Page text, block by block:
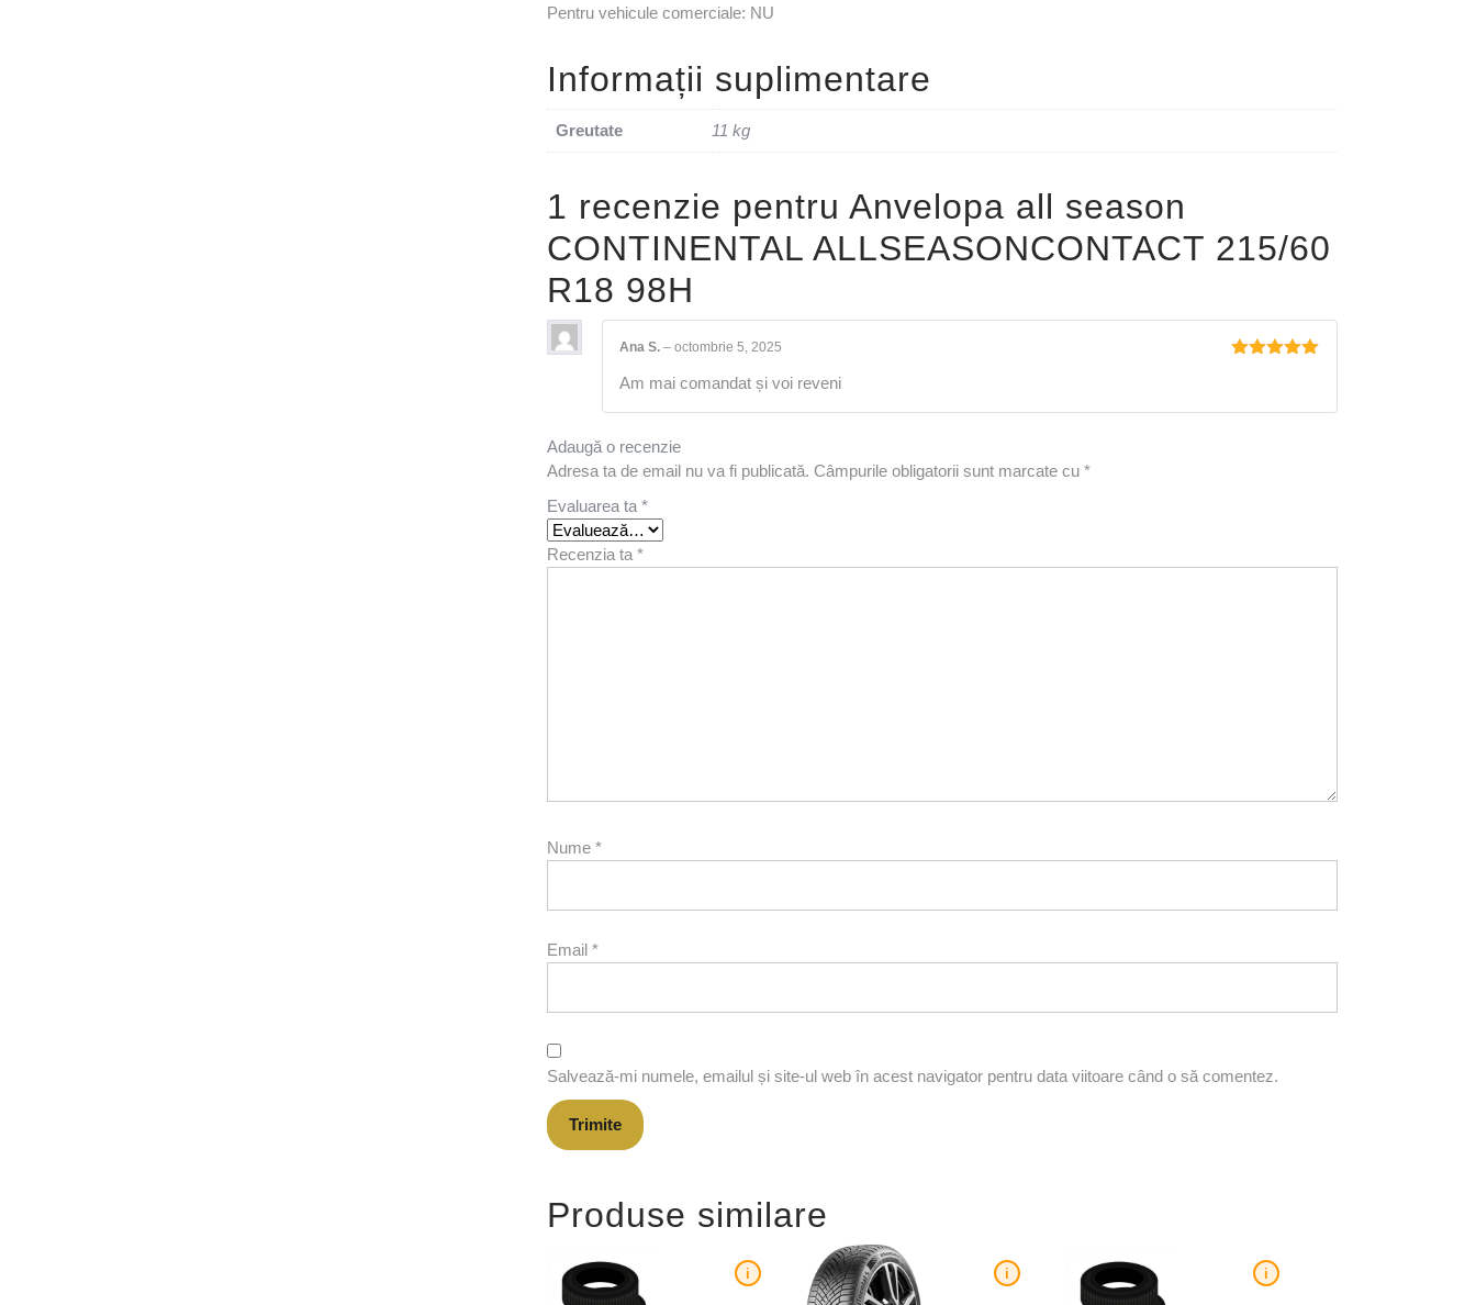
Pentru vehicule comerciale: NU
Informații suplimentare
Greutate 11 kg
1 recenzie pentru Anvelopa all season
CONTINENTAL ALLSEASONCONTACT 215/60
R18 98H
Ana S. – octombrie 5, 2025
Am mai comandat și voi reveni
Adaugă o recenzie
Adresa ta de email nu va fi publicată. Câmpurile obligatorii sunt marcate cu *
Evaluarea ta *
Recenzia ta *
Nume *
Email *
Salvează-mi numele, emailul și site-ul web în acest navigator pentru data viitoare când o să comentez.
Produse similare
i i i